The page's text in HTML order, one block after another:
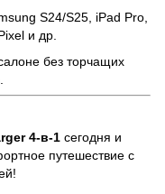
S24/S25, iPad Pro,
и др.
без торчащих
4-в-1 сегодня и
путешествие с